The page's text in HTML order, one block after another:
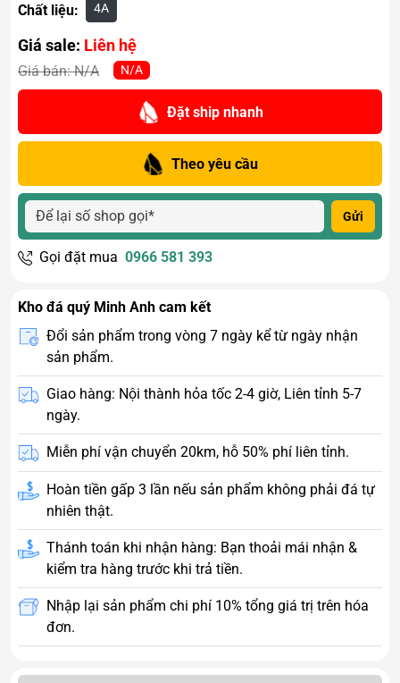
Chất liệu: 4A
Giá sale: Liên hệ
Giá bán:N/A N/A
Đặt ship nhanh
Theo yêu cầu
Gửi
Gọi đặt mua 0966 581 393
Kho đá quý Minh Anh cam kết
Đổi sản phẩm trong vòng 7 ngày kể từ ngày nhận
sản phẩm.
Giao hàng: Nội thành hỏa tốc 2-4 giờ, Liên tỉnh 5-7
ngày.
Miễn phí vận chuyển 20km, hỗ 50% phí liên tỉnh.
Hoàn tiền gấp 3 lần nếu sản phẩm không phải đá tự
nhiên thật.
Thánh toán khi nhận hàng: Bạn thoải mái nhận &
kiểm tra hàng trước khi trả tiền.
Nhập lại sản phẩm chi phí 10% tổng giá trị trên hóa
đơn.